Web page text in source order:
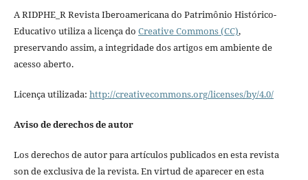
A RIDPHE_R Revista Iberoamericana do Patrimônio Histórico-
Educativo utiliza a licença do Creative Commons (CC),
preservando assim, a integridade dos artigos em ambiente de
acesso aberto.
Licença utilizada: http://creativecommons.org/licenses/by/4.0/
Aviso de derechos de autor
Los derechos de autor para artículos publicados en esta revista
son de exclusiva de la revista. En virtud de aparecer en esta